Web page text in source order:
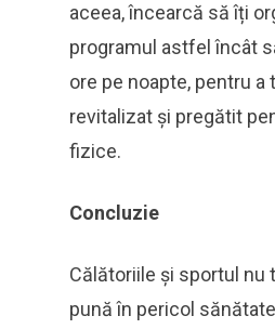
aceea, încearcă să îți
programul astfel încât
ore pe noapte, pentru a
revitalizat și pregătit
fizice.
Concluzie
Călătoriile și sportul nu
pună în pericol